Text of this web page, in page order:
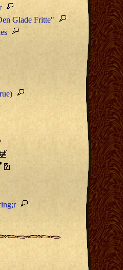
Glade Fritte"